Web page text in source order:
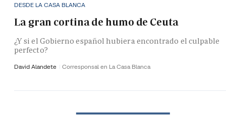
DESDE LA CASA BLANCA
La gran cortina de humo de Ceuta
¿Y si el Gobierno español hubiera encontrado el culpable
perfecto?
David Alandete Corresponsal en La Casa Blanca